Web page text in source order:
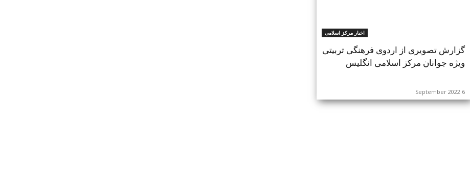
اخبار مرکز اسلامی
گزارش تصویری از اردوی فرهنگی تربیتی
ویژه جوانان مرکز اسلامی انگلیس
6 September 2022